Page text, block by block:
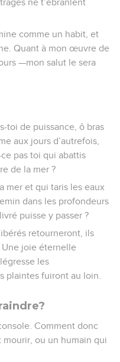
ne t’ébranlent
comme un habit, et
Quant à mon œuvre de
—mon salut le sera
toi de puissance, ô bras
aux jours d’autrefois,
ce pas toi qui abattis
de la mer ?
mer et qui taris les eaux
dans les profondeurs
puisse y passer ?
retourneront, ils
Une joie éternelle
les
plaintes fuiront au loin.
Comment donc
mourir, ou un humain qui